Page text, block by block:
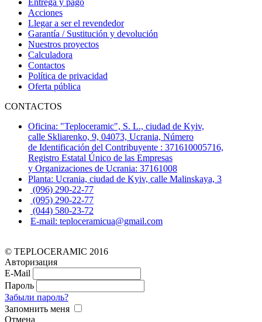
Acciones
Llegar a ser el revendedor
Garantía / Sustitución y devolución
Nuestros proyectos
Calculadora
Contactos
Política de privacidad
Oferta pública
CONTACTOS
Oficina: "Teploceramic", S. L., ciudad de Kyiv,
calle Skliarenko, 9, 04073, Ucrania, Número
de Identificación del Contribuyente : 371610005716,
Registro Estatal Único de las Empresas
y Organizaciones de Ucrania: 37161008
Planta: Ucrania, ciudad de Kyiv, calle Malinskaya, 3
(096) 290-22-77
(095) 290-22-77
(044) 580-23-72
E-mail: teploceramicua@gmail.com
© TEPLOCERAMIC 2016
Авторизация
E-Mail
Пароль
Забыли пароль?
Запомнить меня
Отмена